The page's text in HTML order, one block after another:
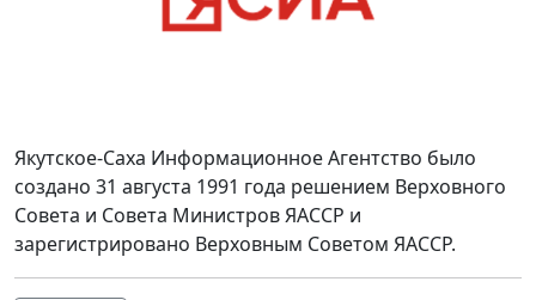
Якутское-Саха Информационное Агентство было
создано 31 августа 1991 года решением Верховного
Совета и Совета Министров ЯАССР и
зарегистрировано Верховным Советом ЯАССР.